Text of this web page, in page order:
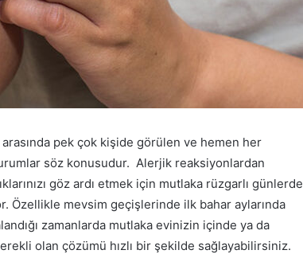
arasında pek çok kişide görülen ve hemen her
söz konusudur. Alerjik reaksiyonlardan
göz ardı etmek için mutlaka rüzgarlı günlerde
Özellikle mevsim geçişlerinde ilk bahar aylarında
zamanlarda mutlaka evinizin içinde ya da
olan çözümü hızlı bir şekilde sağlayabilirsiniz.